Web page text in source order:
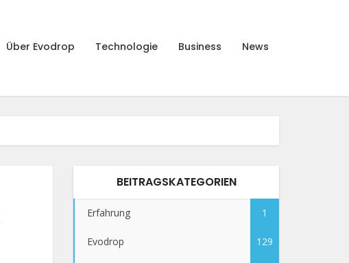
Über Evodrop Technologie Business News
BEITRAGSKATEGORIEN
Erfahrung 1
Evodrop 129